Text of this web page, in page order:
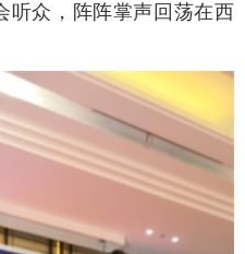
听众，阵阵掌声回荡在西